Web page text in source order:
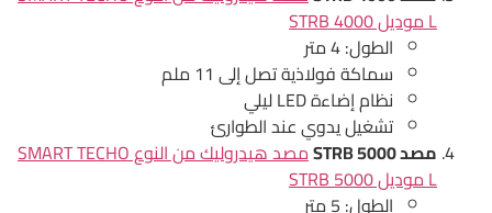
L موديل STRB 4000
الطول: 4 متر
سماكة فولاذية تصل إلى 11 ملم
نظام إضاءة LED ليلي
تشغيل يدوي عند الطوارئ
مصد STRB 5000
مصد هيدروليك من النوع SMART TECHO
L موديل STRB 5000
الطول: 5 متر